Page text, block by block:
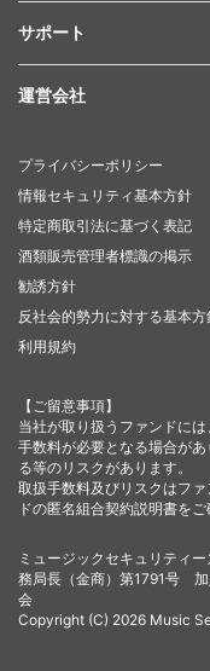
サポート
運営会社
プライバシーポリシー
情報セキュリティ基本方針
特定商取引法に基づく表記
酒類販売管理者標識の掲示
勧誘方針
反社会的勢力に対する基本方
利用規約
【ご留意事項】
当社が取り扱うファンドに
手数料が必要となる場合が
る等のリスクがあります。
取扱手数料及びリスクはフ
ドの匿名組合契約説明書をご
ミュージックセキュリティ
務局長（金商）第1791号 加
会
Copyright (C) 2026 Music